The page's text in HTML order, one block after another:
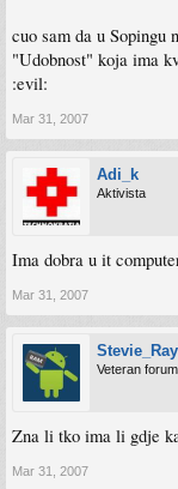
cuo sam da u Sopingu
"Udobnost" koja ima
:evil:
Mar 31, 2007
Adi_k
Aktivista
Ima dobra u it
Mar 31, 2007
Stevie_Ray
Veteran
Zna li tko ima li gdje
Mar 31, 2007